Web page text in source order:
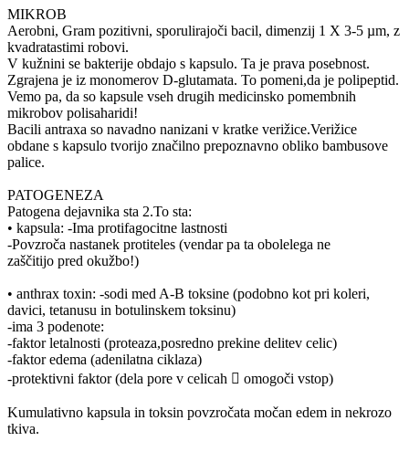
MIKROB
Aerobni, Gram pozitivni, sporulirajoči bacil, dimenzij 1 X 3-5 µm, z
kvadratastimi robovi.
V kužnini se bakterije obdajo s kapsulo. Ta je prava posebnost.
Zgrajena je iz monomerov D-glutamata. To pomeni,da je polipeptid.
Vemo pa, da so kapsule vseh drugih medicinsko pomembnih
mikrobov polisaharidi!
Bacili antraxa so navadno nanizani v kratke verižice.Verižice
obdane s kapsulo tvorijo značilno prepoznavno obliko bambusove
palice.
PATOGENEZA
Patogena dejavnika sta 2.To sta:
• kapsula: -Ima protifagocitne lastnosti
-Povzroča nastanek protiteles (vendar pa ta obolelega ne
zaščitijo pred okužbo!)
• anthrax toxin: -sodi med A-B toksine (podobno kot pri koleri,
davici, tetanusu in botulinskem toksinu)
-ima 3 podenote:
-faktor letalnosti (proteaza,posredno prekine delitev celic)
-faktor edema (adenilatna ciklaza)
-protektivni faktor (dela pore v celicah  omogoči vstop)
Kumulativno kapsula in toksin povzročata močan edem in nekrozo
tkiva.